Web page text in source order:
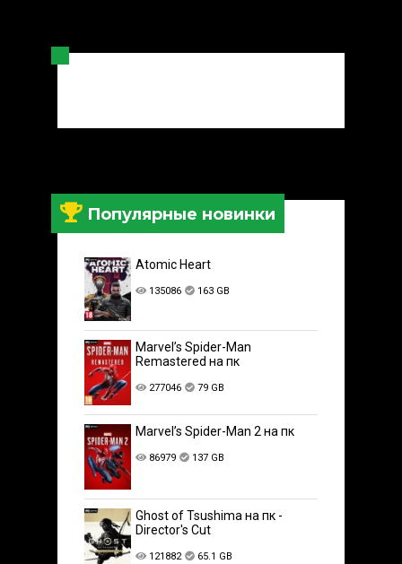
Популярные новинки
Atomic Heart
135086 163 GB
Marvel’s Spider-Man
Remastered на пк
277046 79 GB
Marvel’s Spider-Man 2 на пк
86979 137 GB
Ghost of Tsushima на пк -
Director's Cut
121882 65.1 GB